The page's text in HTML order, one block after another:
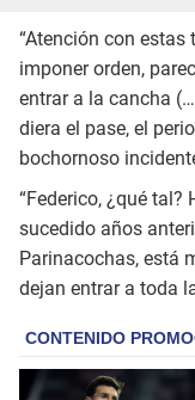
“Atención con
imponer orden,
entrar a la cancha
diera el pase, el
bochornoso
“Federico, ¿qué
sucedido años
Parinacochas, está
dejan entrar a toda